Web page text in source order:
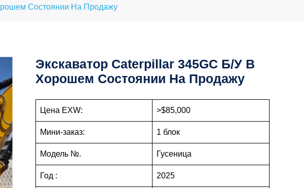
Состоянии На Продажу
Экскаватор Caterpillar 345GC Б/у В
Хорошем Состоянии На Продажу
Цена EXW: >$85,000
Мини-заказ: 1 блок
Модель №. Гусеница
Год : 2025